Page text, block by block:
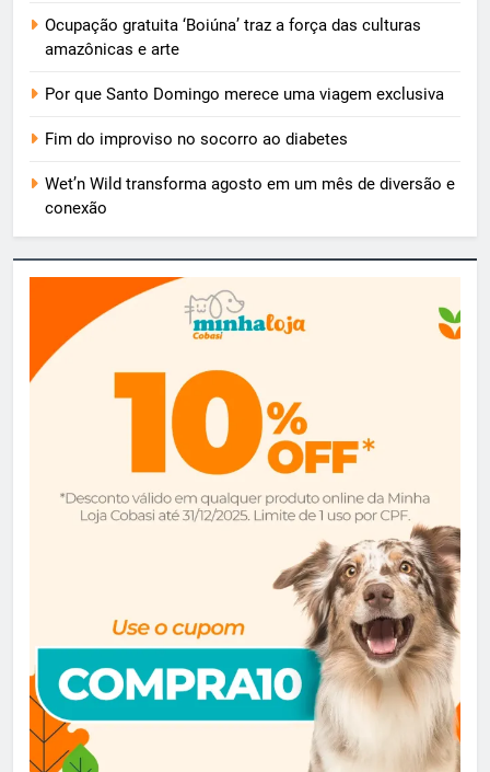
Ocupação gratuita ‘Boiúna’ traz a força das culturas
amazônicas e arte
Por que Santo Domingo merece uma viagem exclusiva
Fim do improviso no socorro ao diabetes
Wet’n Wild transforma agosto em um mês de diversão e
conexão